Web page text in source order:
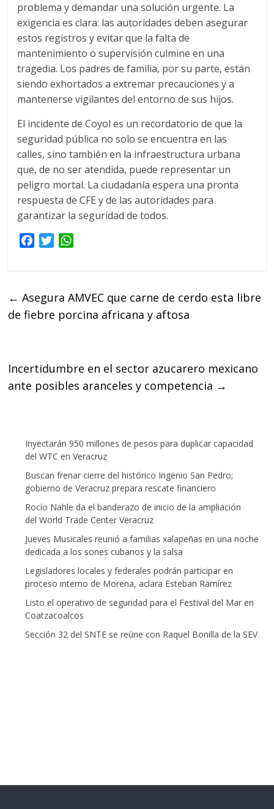
problema y demandar una solución urgente. La
exigencia es clara: las autoridades deben asegurar
estos registros y evitar que la falta de
mantenimiento o supervisión culmine en una
tragedia. Los padres de familia, por su parte, están
siendo exhortados a extremar precauciones y a
mantenerse vigilantes del entorno de sus hijos.
El incidente de Coyol es un recordatorio de que la
seguridad pública no solo se encuentra en las
calles, sino también en la infraestructura urbana
que, de no ser atendida, puede representar un
peligro mortal. La ciudadanía espera una pronta
respuesta de CFE y de las autoridades para
garantizar la seguridad de todos.
b
o
T
t
e
s
A
← Asegura AMVEC que carne de cerdo esta libre
de fiebre porcina africana y aftosa
Incertidumbre en el sector azucarero mexicano
ante posibles aranceles y competencia →
Inyectarán 950 millones de pesos para duplicar capacidad
del WTC en Veracruz
Buscan frenar cierre del histórico Ingenio San Pedro;
gobierno de Veracruz prepara rescate financiero
Rocío Nahle da el banderazo de inicio de la ampliación
del World Trade Center Veracruz
Jueves Musicales reunió a familias xalapeñas en una noche
dedicada a los sones cubanos y la salsa
Legisladores locales y federales podrán participar en
proceso interno de Morena, aclara Esteban Ramírez
Listo el operativo de seguridad para el Festival del Mar en
Coatzacoalcos
Sección 32 del SNTE se reúne con Raquel Bonilla de la SEV